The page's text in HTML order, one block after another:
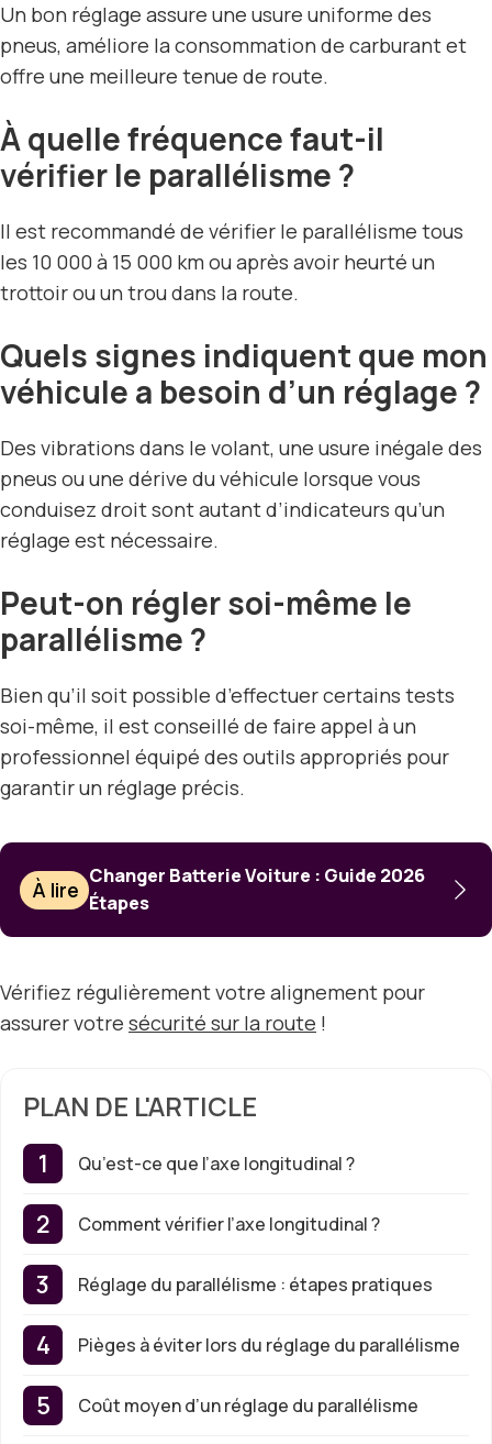
Un bon réglage assure une usure uniforme des
pneus, améliore la consommation de carburant et
offre une meilleure tenue de route.
À quelle fréquence faut-il
vérifier le parallélisme ?
Il est recommandé de vérifier le parallélisme tous
les 10 000 à 15 000 km ou après avoir heurté un
trottoir ou un trou dans la route.
Quels signes indiquent que mon
véhicule a besoin d’un réglage ?
Des vibrations dans le volant, une usure inégale des
pneus ou une dérive du véhicule lorsque vous
conduisez droit sont autant d’indicateurs qu’un
réglage est nécessaire.
Peut-on régler soi-même le
parallélisme ?
Bien qu’il soit possible d’effectuer certains tests
soi-même, il est conseillé de faire appel à un
professionnel équipé des outils appropriés pour
garantir un réglage précis.
À lire
Changer Batterie Voiture : Guide 2026
Étapes
Vérifiez régulièrement votre alignement pour
assurer votre sécurité sur la route !
PLAN DE L'ARTICLE
Qu’est-ce que l’axe longitudinal ?
Comment vérifier l’axe longitudinal ?
Réglage du parallélisme : étapes pratiques
Pièges à éviter lors du réglage du parallélisme
Coût moyen d’un réglage du parallélisme